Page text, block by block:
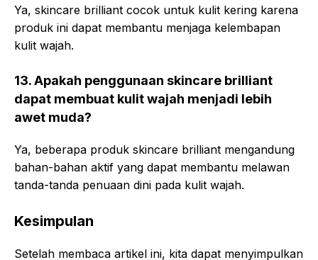
Ya, skincare brilliant cocok untuk kulit kering karena
produk ini dapat membantu menjaga kelembapan
kulit wajah.
13. Apakah penggunaan skincare brilliant
dapat membuat kulit wajah menjadi lebih
awet muda?
Ya, beberapa produk skincare brilliant mengandung
bahan-bahan aktif yang dapat membantu melawan
tanda-tanda penuaan dini pada kulit wajah.
Kesimpulan
Setelah membaca artikel ini, kita dapat menyimpulkan